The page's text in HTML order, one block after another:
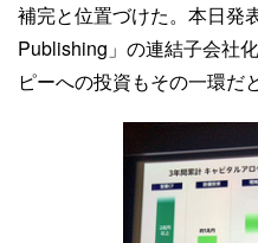
補完と位置づけた。本日発
Publishing」の連結子会社
ピーへの投資もその一環だ